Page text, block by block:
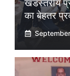
खंडस्तरीय
का बेहतर